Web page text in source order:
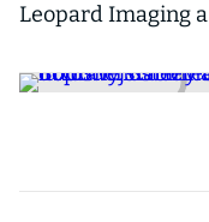
Leopard Imaging